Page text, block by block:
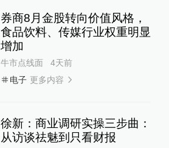
券商8月金股转向价值风格，
食品饮料、传媒行业权重明显
增加
牛市点线面
4天前
电子 更多内容
徐新：商业调研实操三步曲：
从访谈祛魅到只看财报